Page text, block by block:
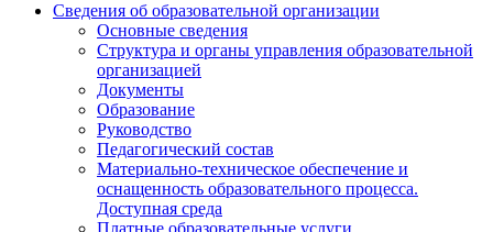
Сведения об образовательной организации
Основные сведения
Структура и органы управления образовательной
организацией
Документы
Образование
Руководство
Педагогический состав
Материально-техническое обеспечение и
оснащенность образовательного процесса.
Доступная среда